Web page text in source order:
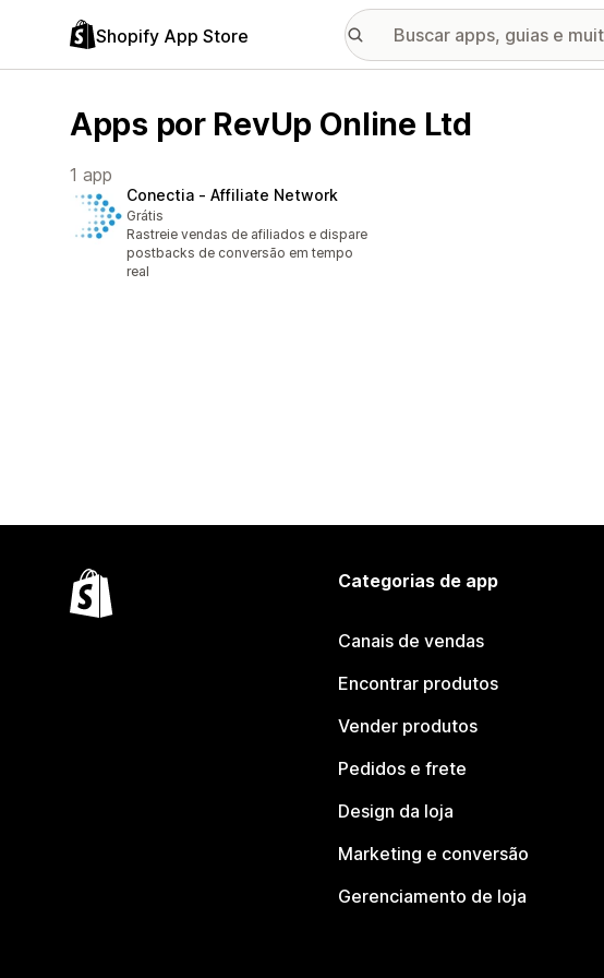
Shopify App Store
Apps por RevUp Online Ltd
1 app
Conectia ‑ Affiliate Network
Grátis
Rastreie vendas de afiliados e dispare
postbacks de conversão em tempo
real
Categorias de app
Canais de vendas
Encontrar produtos
Vender produtos
Pedidos e frete
Design da loja
Marketing e conversão
Gerenciamento de loja